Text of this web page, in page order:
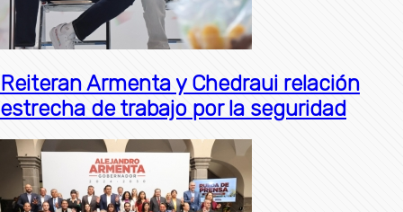
Reiteran Armenta y Chedraui relación
estrecha de trabajo por la seguridad